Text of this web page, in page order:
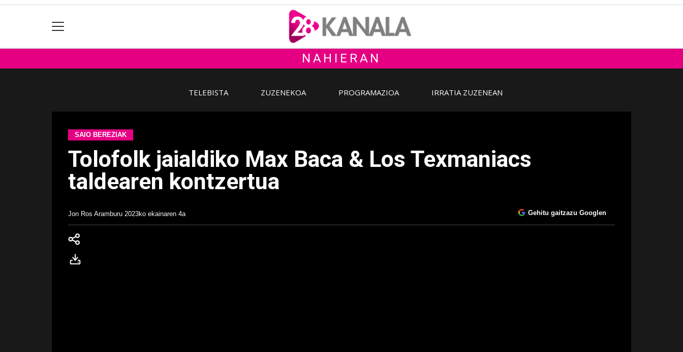
NAHIERAN
TELEBISTA ZUZENEKOA PROGRAMAZIOA IRRATIA ZUZENEAN
SAIO BEREZIAK
Tolofolk jaialdiko Max Baca & Los Texmaniacs
taldearen kontzertua
Jon Ros Aramburu 2023ko ekainaren 4a Gehitu gaitzazu Googlen